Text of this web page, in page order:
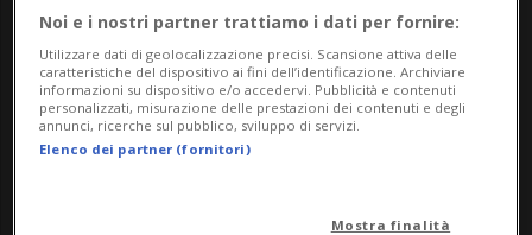
Noi e i nostri partner trattiamo i dati per fornire:
Utilizzare dati di geolocalizzazione precisi. Scansione attiva delle
caratteristiche del dispositivo ai fini dell’identificazione. Archiviare
informazioni su dispositivo e/o accedervi. Pubblicità e contenuti
personalizzati, misurazione delle prestazioni dei contenuti e degli
annunci, ricerche sul pubblico, sviluppo di servizi.
Elenco dei partner (fornitori)
Mostra finalità